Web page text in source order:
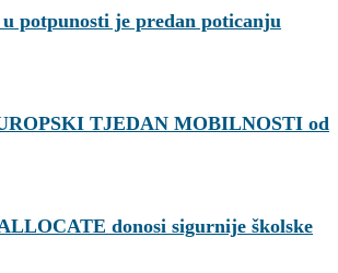
potpunosti je predan poticanju
TJEDAN MOBILNOSTI od
donosi sigurnije školske